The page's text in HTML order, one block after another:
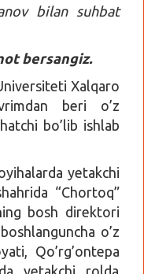
bilan suhbat
bersangiz.
Xalqaro
beri o’z
bo’lib ishlab
yetakchi
“Chortoq”
bosh direktori
o’z
Qo’rg’ontepa
yetakchi rolda